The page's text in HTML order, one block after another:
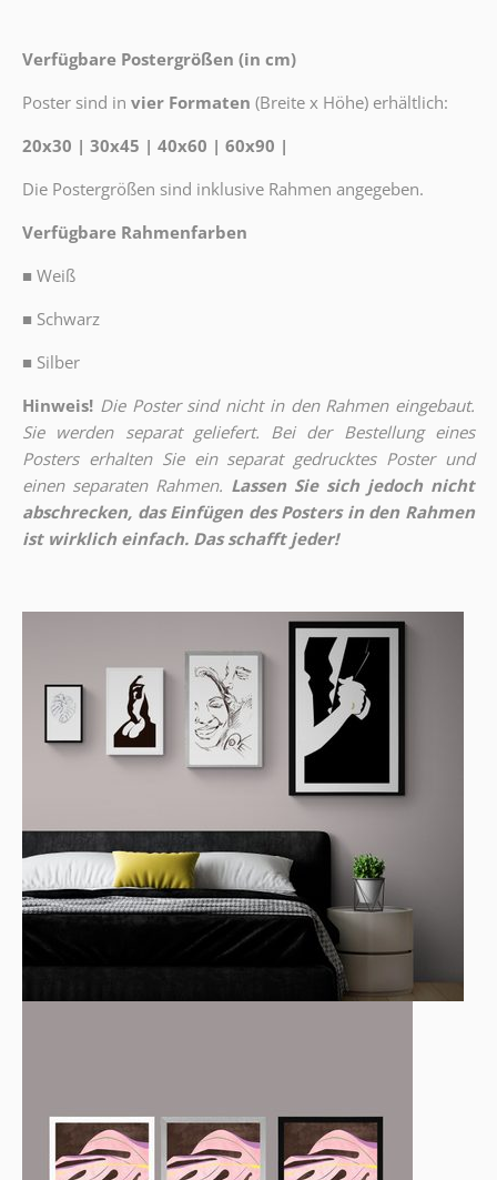
Verfügbare Postergrößen (in cm)
Poster sind in vier Formaten (Breite x Höhe) erhältlich:
20x30 | 30x45 | 40x60 | 60x90 |
Die Postergrößen sind inklusive Rahmen angegeben.
Verfügbare Rahmenfarben
■ Weiß
■ Schwarz
■ Silber
Hinweis! Die Poster sind nicht in den Rahmen eingebaut.
Sie werden separat geliefert. Bei der Bestellung eines
Posters erhalten Sie ein separat gedrucktes Poster und
einen separaten Rahmen. Lassen Sie sich jedoch nicht
abschrecken, das Einfügen des Posters in den Rahmen
ist wirklich einfach. Das schafft jeder!